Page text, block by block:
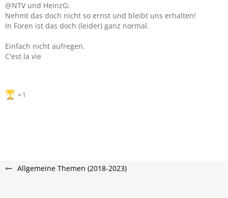
@NTV und HeinzG:
Nehmt das doch nicht so ernst und bleibt uns erhalten!
In Foren ist das doch (leider) ganz normal.
Einfach nicht aufregen.
C'est la vie
1
Allgemeine Themen (2018-2023)